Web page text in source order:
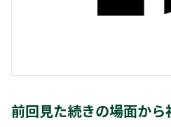
前回見た続きの場面から